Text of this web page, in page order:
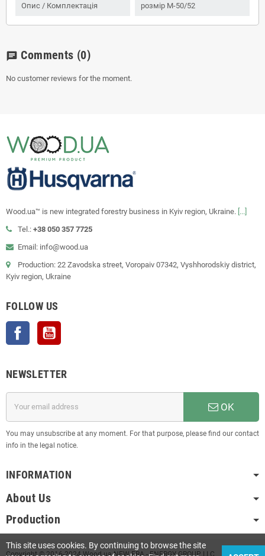
Опис / Комплектація розмір M-50/52
chat Comments (0)
No customer reviews for the moment.
Wood.ua™ is new integrated forestry business in Kyiv region, Ukraine. [...]
Tel.: +38 050 357 7725
Email: info@wood.ua
Production: 22 Zavodska street, Voropaiv 07342, Vyshhorodskiy district,
Kyiv region, Ukraine
FOLLOW US
Facebook
NEWSLETTER
OK
You may unsubscribe at any moment. For that purpose, please find our contact
info in the legal notice.
INFORMATION
About Us
Production
Copyright © 2016-2024 Wood.ua NEW ERA - ENERGY GROUP LLC
This site uses cookies. By continuing to browse the site